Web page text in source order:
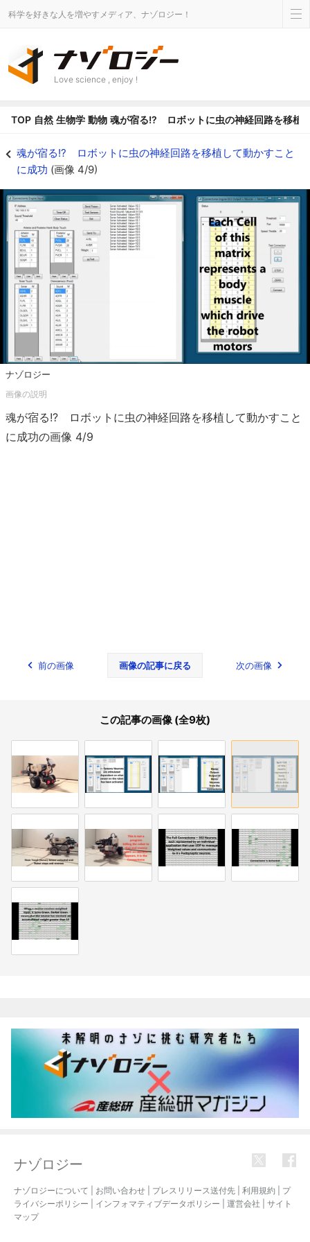
科学を好きな人を増やすメディア、ナゾロジー！
Love science , enjoy !
TOP 自然 生物学 動物 魂が宿る!? ロボットに虫の神経回路を移植
魂が宿る!? ロボットに虫の神経回路を移植して動かすこと
に成功 (画像 4/9)
ナゾロジー
魂が宿る!? ロボットに虫の神経回路を移植して動かすこと
に成功の画像 4/9
前の画像 画像の記事に戻る 次の画像
この記事の画像 (全9枚)
ナゾロジー
ナゾロジーについて お問い合わせ プレスリリース送付先 利用規約
プ
ライバシーポリシー
インフォマティブデータポリシー 運営会社
サイト
マップ